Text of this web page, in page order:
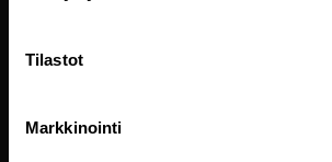
Tilastot
Markkinointi
uusinta tietoa suoraan sähköpostiisi.